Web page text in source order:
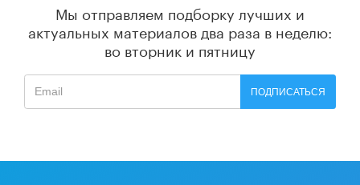
Мы отправляем подборку лучших и
актуальных материалов два раза в неделю:
во вторник и пятницу
ПОДПИСАТЬСЯ